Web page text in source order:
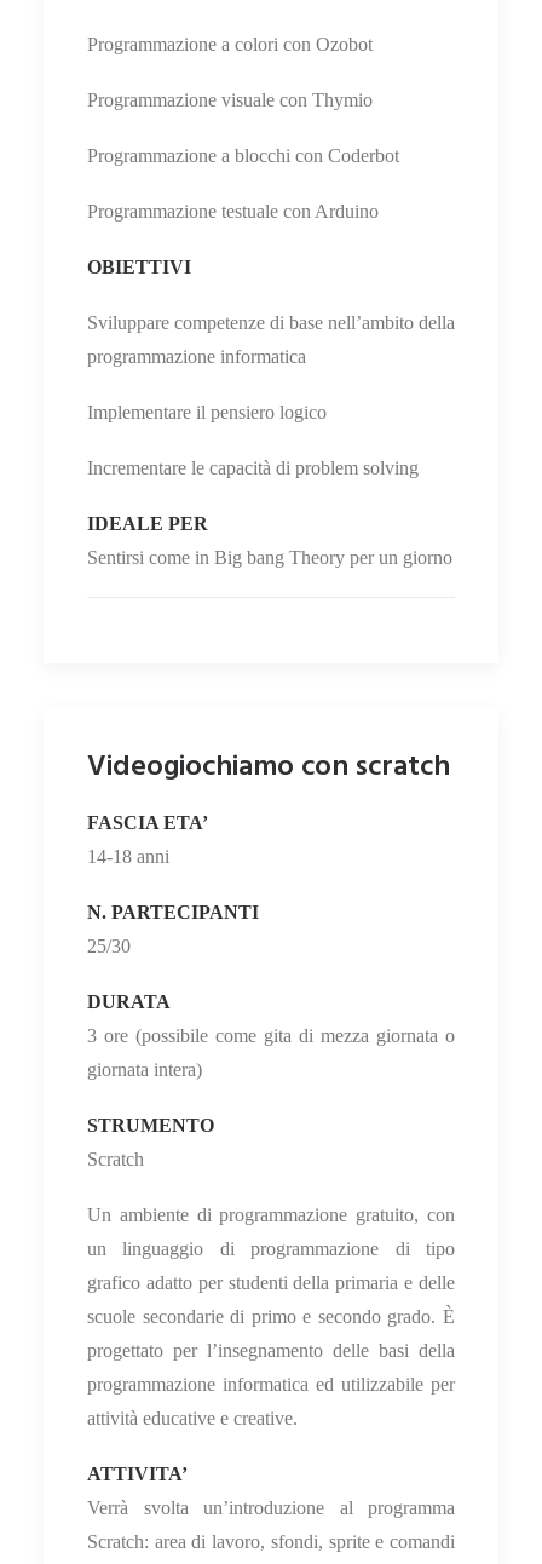
Programmazione a colori con Ozobot
Programmazione visuale con Thymio
Programmazione a blocchi con Coderbot
Programmazione testuale con Arduino
OBIETTIVI
Sviluppare competenze di base nell’ambito della
programmazione informatica
Implementare il pensiero logico
Incrementare le capacità di problem solving
IDEALE PER
Sentirsi come in Big bang Theory per un giorno
Videogiochiamo con scratch
FASCIA ETA’
14-18 anni
N. PARTECIPANTI
25/30
DURATA
3 ore (possibile come gita di mezza giornata o
giornata intera)
STRUMENTO
Scratch
Un ambiente di programmazione gratuito, con
un linguaggio di programmazione di tipo
grafico adatto per studenti della primaria e delle
scuole secondarie di primo e secondo grado. È
progettato per l’insegnamento delle basi della
programmazione informatica ed utilizzabile per
attività educative e creative.
ATTIVITA’
Verrà svolta un’introduzione al programma
Scratch: area di lavoro, sfondi, sprite e comandi